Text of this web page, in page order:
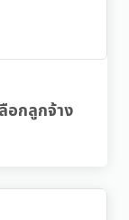
อกลูกจ้าง